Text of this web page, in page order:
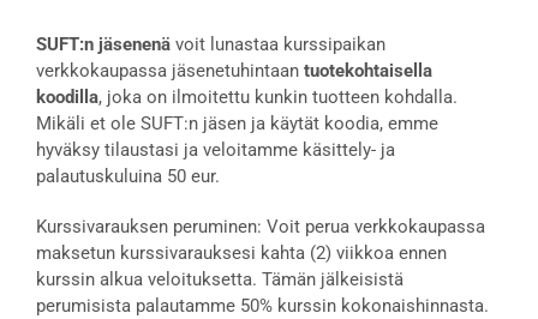
SUFT:n jäsenenä voit lunastaa kurssipaikan
verkkokaupassa jäsenetuhintaan tuotekohtaisella
koodilla, joka on ilmoitettu kunkin tuotteen kohdalla.
Mikäli et ole SUFT:n jäsen ja käytät koodia, emme
hyväksy tilaustasi ja veloitamme käsittely- ja
palautuskuluina 50 eur.
Kurssivarauksen peruminen: Voit perua verkkokaupassa
maksetun kurssivarauksesi kahta (2) viikkoa ennen
kurssin alkua veloituksetta. Tämän jälkeisistä
perumisista palautamme 50% kurssin kokonaishinnasta.